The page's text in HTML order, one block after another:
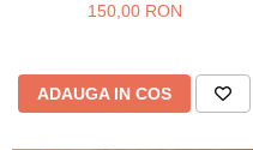
150,00 RON
ADAUGA IN COS